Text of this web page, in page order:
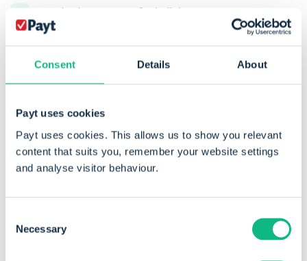
Consent Details About
Payt uses cookies
Payt uses cookies. This allows us to show you relevant
content that suits you, remember your website settings
and analyse visitor behaviour.
Selection
Necessary
en de datum van afschrijving.
voldoende saldo op hun rekening hebben staan.
Welke eisen worden aan
machtigingen gesteld?
klant. Dit kan gaan om: